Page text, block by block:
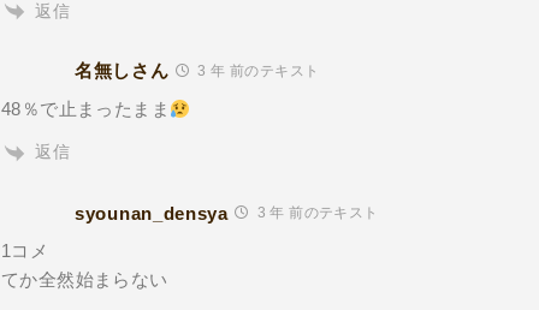
返信
名無しさん 3 年 前のテキスト
48％で止まったまま
返信
syounan_densya 3 年 前のテキスト
1コメ
てか全然始まらない